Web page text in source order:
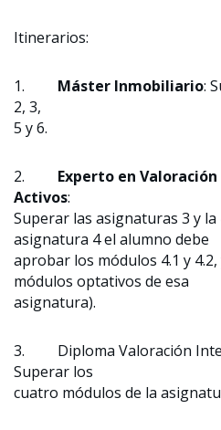
Itinerarios:
1. Máster Inmobiliario:
2, 3,
5 y 6.
2. Experto en
Activos:
Superar las asignaturas 3 y la
asignatura 4 el alumno debe
aprobar los módulos 4.1 y 4.2,
módulos optativos de esa
asignatura).
3. Diploma Valoración
Superar los
cuatro módulos de la